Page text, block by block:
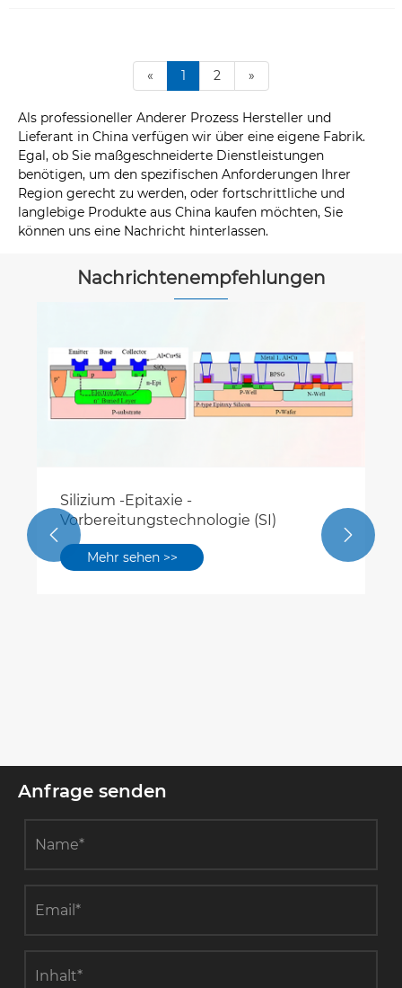
« 1 2 »
Als professioneller Anderer Prozess Hersteller und
Lieferant in China verfügen wir über eine eigene Fabrik.
Egal, ob Sie maßgeschneiderte Dienstleistungen
benötigen, um den spezifischen Anforderungen Ihrer
Region gerecht zu werden, oder fortschrittliche und
langlebige Produkte aus China kaufen möchten, Sie
können uns eine Nachricht hinterlassen.
Nachrichtenempfehlungen
Silizium -Epitaxie -
Vorbereitungstechnologie (SI)
Mehr sehen >>
 
Anfrage senden